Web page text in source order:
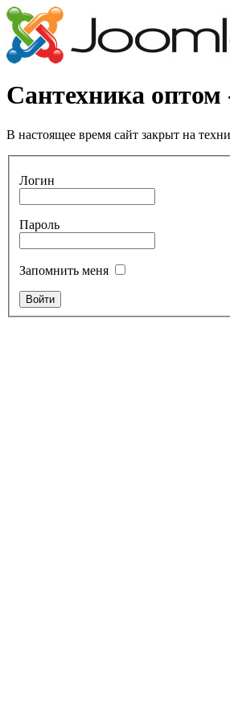
Сантехника
В настоящее время сайт закрыт на
Логин
Пароль
Запомнить меня